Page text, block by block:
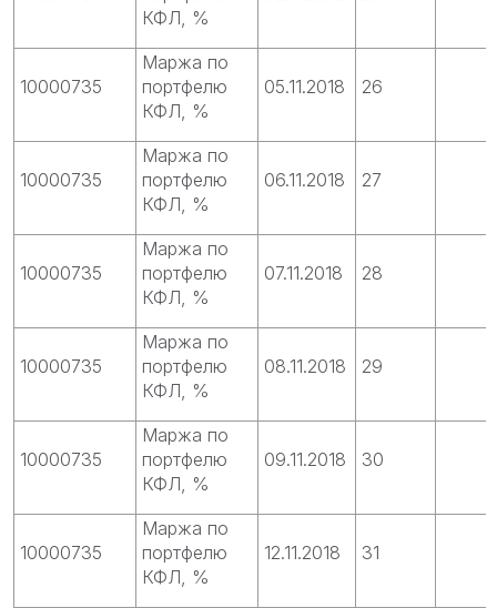
КФЛ, %
10000735
Маржа по
портфелю
КФЛ, %
05.11.2018 26
10000735
Маржа по
портфелю
КФЛ, %
06.11.2018 27
10000735
Маржа по
портфелю
КФЛ, %
07.11.2018 28
10000735
Маржа по
портфелю
КФЛ, %
08.11.2018 29
10000735
Маржа по
портфелю
КФЛ, %
09.11.2018 30
10000735
Маржа по
портфелю
КФЛ, %
12.11.2018 31